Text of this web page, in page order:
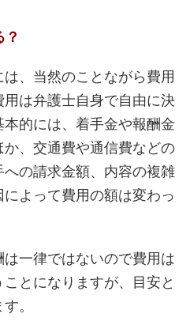
、当然のことながら費用
は弁護士自身で自由に決
的には、着手金や報酬金
、交通費や通信費などの
の請求金額、内容の複雑
よって費用の額は変わっ
一律ではないので費用は
とになりますが、目安と
。